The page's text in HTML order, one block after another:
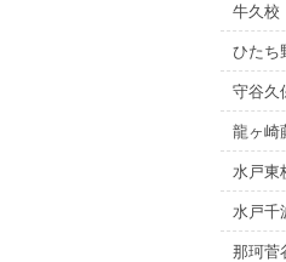
牛久校
ひたち
守谷久
龍ヶ崎
水戸東
水戸千
那珂菅